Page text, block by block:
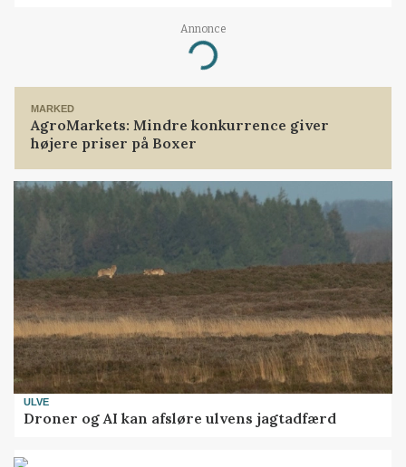
Annonce
Loading...
MARKED
AgroMarkets: Mindre konkurrence giver
højere priser på Boxer
ULVE
Droner og AI kan afsløre ulvens jagtadfærd